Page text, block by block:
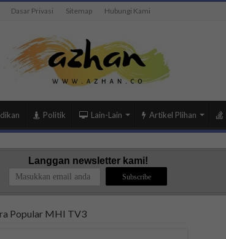
Dasar Privasi Sitemap Hubungi Kami
Politik Lain-Lain Artikel Plihan
Langgan newsletter kami!
Popular MHI TV3